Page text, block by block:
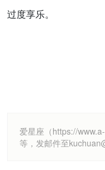
过度享乐。
爱星座（https://
等，发邮件至